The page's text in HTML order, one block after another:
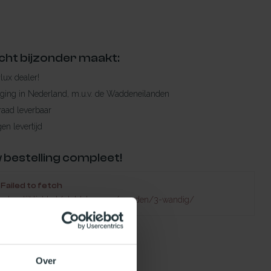
Over
bijzonder maakt:
dealer!
in Nederland, m.u.v. de Waddeneilanden
leverbaar
levertijd
bestelling compleet!
to fetch
platdakramen/wanden/3-wandig/